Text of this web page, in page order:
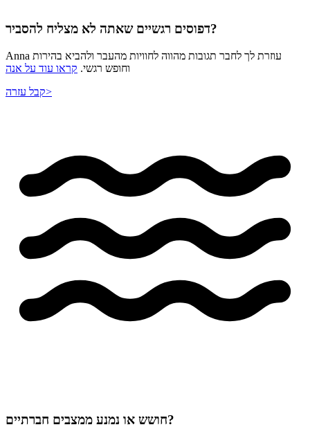
דפוסים רגשיים שאתה לא מצליח להסביר?
Anna עוזרת לך לחבר תגובות מהווה לחוויות מהעבר ולהביא בהירות
וחופש רגשי. קראו עוד על אנה
קבל עזרה>
חושש או נמנע ממצבים חברתיים?